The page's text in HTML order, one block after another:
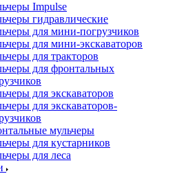
Impulse
гидравлические
для мини-погрузчиков
для мини-экскаваторов
для тракторов
для фронтальных
для экскаваторов
для экскаваторов-
мульчеры
для кустарников
для леса